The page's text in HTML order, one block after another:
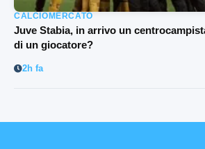
CALCIOMERCATO
Juve Stabia, in arrivo un
di un giocatore?
2h fa